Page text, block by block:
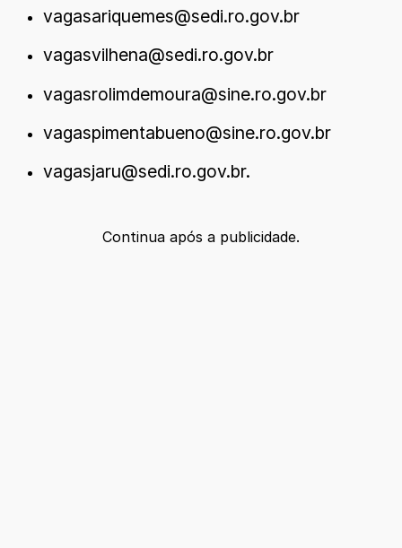
vagasariquemes@sedi.ro.gov.br
vagasvilhena@sedi.ro.gov.br
vagasrolimdemoura@sine.ro.gov.br
vagaspimentabueno@sine.ro.gov.br
vagasjaru@sedi.ro.gov.br.
Continua após a publicidade.